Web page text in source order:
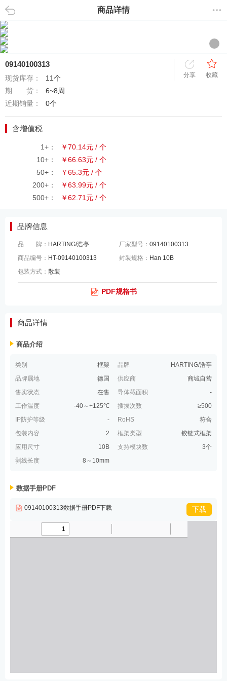
返回 商品详情
09140100313
现货库存：
11个
期 货：
6~8周
近期销量：
0个
分享 收藏
含增值税
1+：
￥70.14元 / 个
10+：
￥66.63元 / 个
50+：
￥65.3元 / 个
200+：
￥63.99元 / 个
500+：
￥62.71元 / 个
品牌信息
品 牌： HARTING/浩亭 厂家型号：09140100313
商品编号： HT-09140100313 封装规格： Han 10B
包装方式： 散装
PDF规格书
商品详情
商品介绍
类别 框架 品牌
HARTING/浩亭
品牌属地
德国 供应商
商城自营
售卖状态
在售 导体截面积
-
工作温度
-40～+125℃ 插拔次数
≥500
IP防护等级
- RoHS
符合
包装内容
2 框架类型
铰链式框架
应用尺寸
10B 支持模块数
3个
剥线长度
8～10mm
数据手册PDF
09140100313数据手册PDF下载 下载